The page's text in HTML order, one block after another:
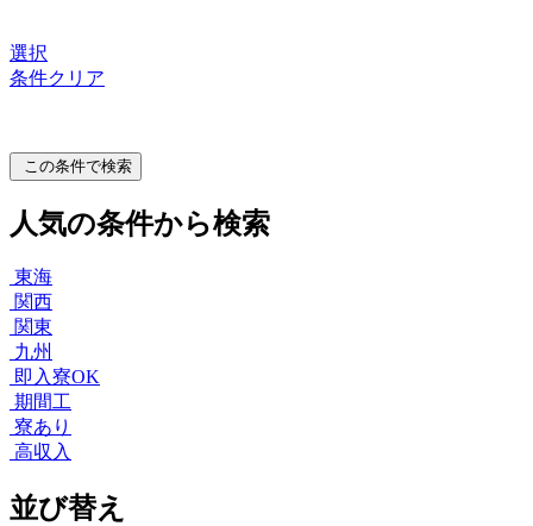
選択
条件クリア
この条件で検索
人気の条件から検索
東海
関西
関東
九州
即入寮OK
期間工
寮あり
高収入
並び替え